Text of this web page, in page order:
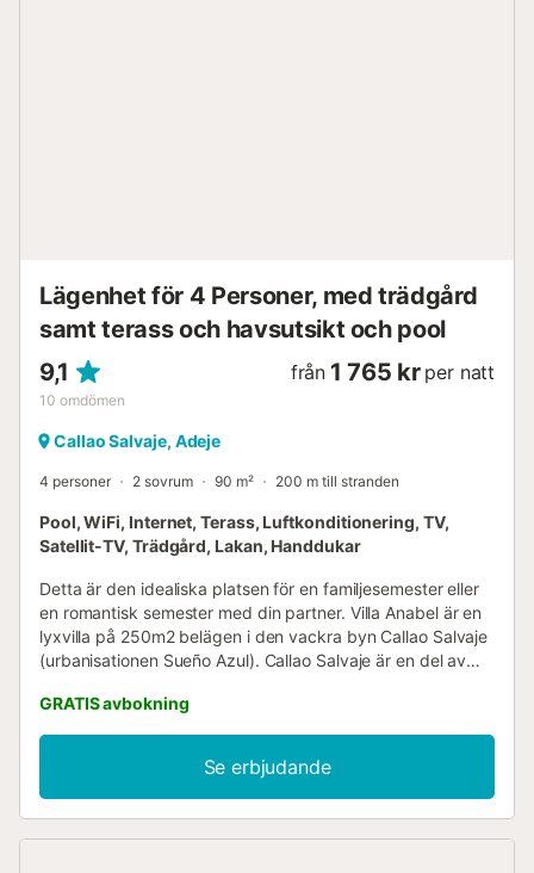
Lägenhet för 4 Personer, med trädgård
samt terass och havsutsikt och pool
9,1
10 omdömen
från 1 765 kr per natt
Callao Salvaje, Adeje
4 personer 2 sovrum 90 m² 200 m till stranden
Pool, WiFi, Internet, Terass, Luftkonditionering, TV,
Satellit-TV, Trädgård, Lakan, Handdukar
Detta är den idealiska platsen för en familjesemester eller
en romantisk semester med din partner. Villa Anabel är en
lyxvilla på 250m2 belägen i den vackra byn Callao Salvaje
(urbanisationen Sueño Azul). Callao Salvaje är en del av
stormarknad, affärer, banker, barer och restauranger.
Callao Salvaje har ett mikroklimat som erbjuder 360
soldagar och varm temperatur. Callao Salvaje är en perfekt
plats att koppla av på med all den infrastruktur du
behöver för en perfekt semester. Liten strand med klart
GRATIS avbokning
Se erbjudande